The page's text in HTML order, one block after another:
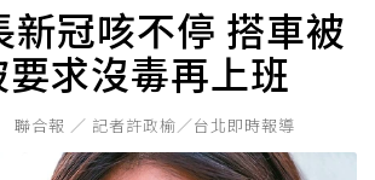
新冠咳不停 搭車被
求沒毒再上班
聯合報 ／ 記者許政榆／台北即時報導